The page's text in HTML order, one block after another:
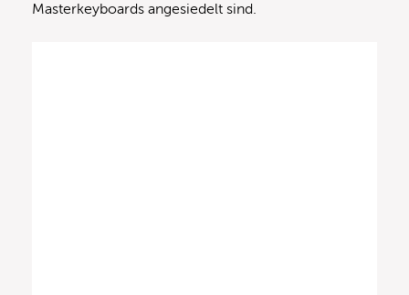
Masterkeyboards angesiedelt sind.